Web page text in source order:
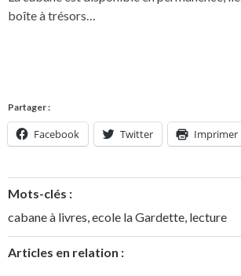
boîte à trésors…
Partager :
Facebook Twitter Imprimer
Mots-clés :
cabane à livres,ecole la Gardette, lecture
Articles en relation :